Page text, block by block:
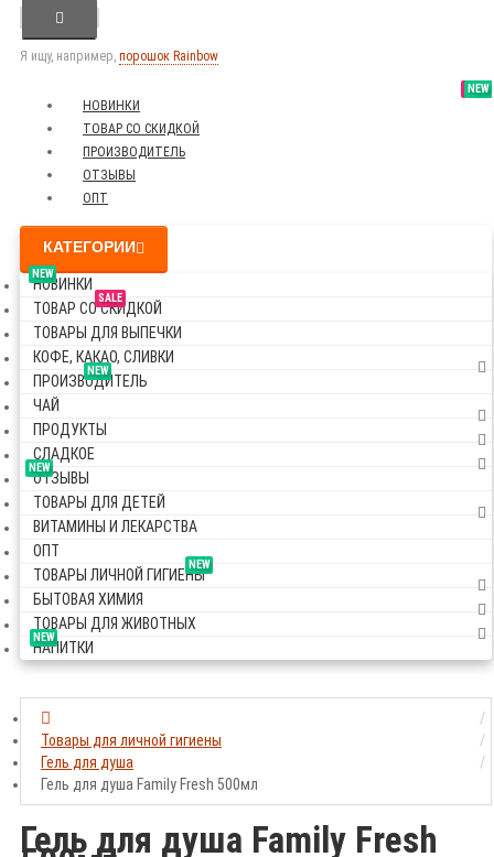
Я ищу, например, порошок Rainbow
NEW
НОВИНКИ
SALE
ТОВАР СО СКИДКОЙ
NEW
ПРОИЗВОДИТЕЛЬ
NEW
ОТЗЫВЫ
ОПТ
КАТЕГОРИИ
NEW
НОВИНКИ
SALE
ТОВАР СО СКИДКОЙ
ТОВАРЫ ДЛЯ ВЫПЕЧКИ
КОФЕ, КАКАО, СЛИВКИ
NEW
ПРОИЗВОДИТЕЛЬ
ЧАЙ
ПРОДУКТЫ
СЛАДКОЕ
NEW
ОТЗЫВЫ
ТОВАРЫ ДЛЯ ДЕТЕЙ
ВИТАМИНЫ И ЛЕКАРСТВА
ОПТ
NEW
ТОВАРЫ ЛИЧНОЙ ГИГИЕНЫ
БЫТОВАЯ ХИМИЯ
ТОВАРЫ ДЛЯ ЖИВОТНЫХ
NEW
НАПИТКИ
Товары для личной гигиены
Гель для душа
Гель для душа Family Fresh 500мл
Гель для душа Family Fresh